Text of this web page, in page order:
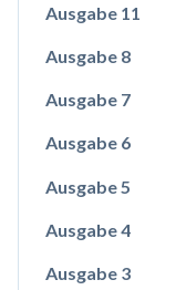
Ausgabe 11
Ausgabe 8
Ausgabe 7
Ausgabe 6
Ausgabe 5
Ausgabe 4
Ausgabe 3